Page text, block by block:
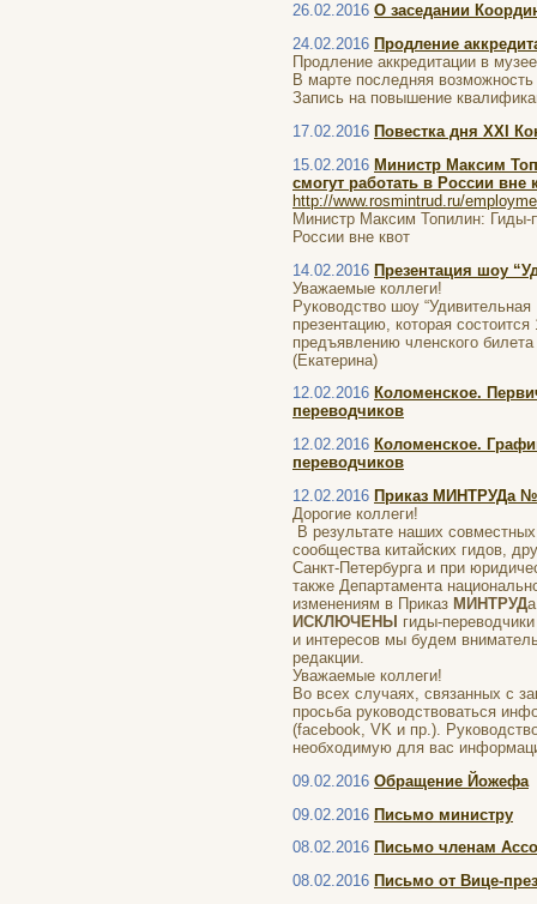
26.02.2016 О заседании
24.02.2016 Продление
Продление аккредитации в
В марте последняя
Запись на повышение
17.02.2016 Повестка дня XXI
15.02.2016 Министр Максим
смогут работать в России вне
http://www.rosmintrud.ru/
Министр Максим Топилин: Гиды-
России вне квот
14.02.2016 Презентация шоу
Уважаемые коллеги!
Руководство шоу
презентацию, которая
предъявлению членского
(Екатерина)
12.02.2016 Коломенское.
переводчиков
12.02.2016 Коломенское.
переводчиков
12.02.2016 Приказ МИНТРУДа №
Дорогие коллеги!
В результате наших
сообщества китайских гидов,
Санкт-Петербурга и при
также Департамента
изменениям в Приказ МИНТРУД
ИСКЛЮЧЕНЫ гиды-
и интересов мы будем
редакции.
Уважаемые коллеги!
Во всех случаях, связанных с
просьба руководствоваться
(facebook, VK и пр.).
необходимую для вас
09.02.2016 Обращение Йожефа
09.02.2016 Письмо министру
08.02.2016 Письмо членам
08.02.2016 Письмо от Вице-